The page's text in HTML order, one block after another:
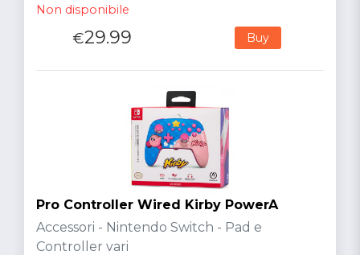
Non disponibile
€29.99 Buy
Pro Controller Wired Kirby PowerA
Accessori - Nintendo Switch - Pad e
Controller vari